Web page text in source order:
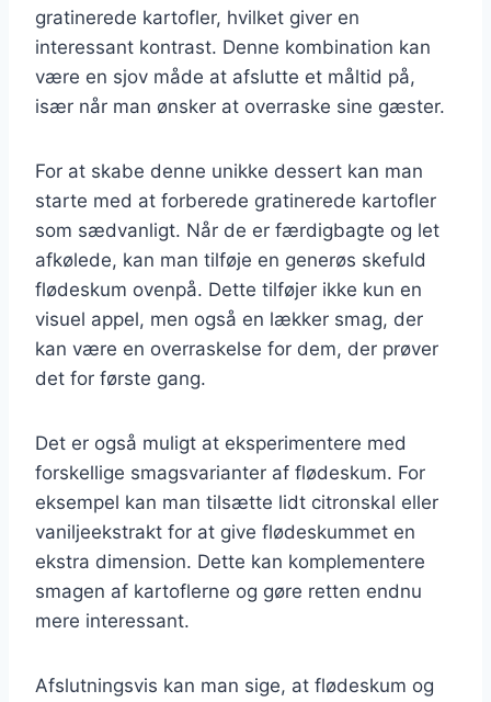
gratinerede kartofler, hvilket giver en
interessant kontrast. Denne kombination kan
være en sjov måde at afslutte et måltid på,
især når man ønsker at overraske sine gæster.
For at skabe denne unikke dessert kan man
starte med at forberede gratinerede kartofler
som sædvanligt. Når de er færdigbagte og let
afkølede, kan man tilføje en generøs skefuld
flødeskum ovenpå. Dette tilføjer ikke kun en
visuel appel, men også en lækker smag, der
kan være en overraskelse for dem, der prøver
det for første gang.
Det er også muligt at eksperimentere med
forskellige smagsvarianter af flødeskum. For
eksempel kan man tilsætte lidt citronskal eller
vaniljeekstrakt for at give flødeskummet en
ekstra dimension. Dette kan komplementere
smagen af kartoflerne og gøre retten endnu
mere interessant.
Afslutningsvis kan man sige, at flødeskum og